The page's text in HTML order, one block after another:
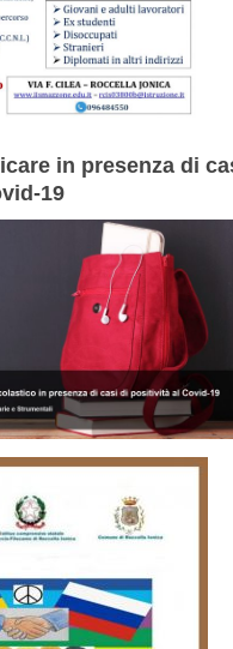
in presenza di
19